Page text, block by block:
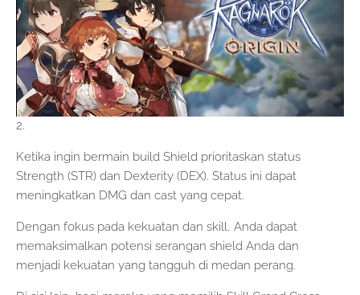
Ketika ingin bermain build Shield prioritaskan status
Strength (STR) dan Dexterity (DEX). Status ini dapat
meningkatkan DMG dan cast yang cepat.
Dengan fokus pada kekuatan dan skill, Anda dapat
memaksimalkan potensi serangan shield Anda dan
menjadi kekuatan yang tangguh di medan perang.